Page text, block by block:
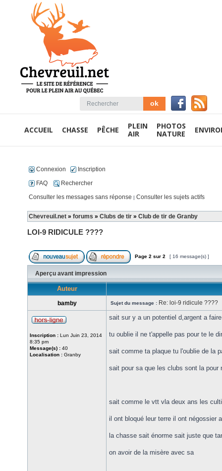
ACCUEIL CHASSE PÊCHE
PLEIN
AIR
PHOTOS
NATURE
Connexion
Inscription
FAQ
Rechercher
Consulter les messages sans réponse | Consulter les sujets actifs
Chevreuil.net » forums » Clubs de tir » Club de tir de Granby
LOI-9 RIDICULE ????
Page 2 sur 2 [ 16 message(s) ]
Aperçu avant impression
Auteur
bamby Sujet du message : Re: loi-9 ridicule ????
Inscription : Lun Juin 23, 2014
8:35 pm
Message(s) : 40
Localisation : Granby
sait sur y a un potentiel d,argent a
tu oublie il ne t'appelle pas pour te le
sait comme ta plaque tu l'oublie de la
sait pour sa que les clubs sont la pour
sait comme le vtt vla deux ans les
il ont bloqué leur terre il ont négossier
la chasse sait énorme sait juste que
on avoir de la misère avec sa